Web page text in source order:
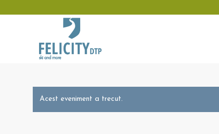
Acest eveniment a trecut.